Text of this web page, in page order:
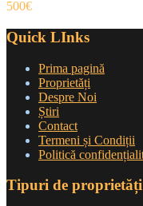
500€
Quick LInks
Prima pagină
Proprietăți
Despre Noi
Știri
Contact
Termeni și Condiții
Politică
Tipuri de proprietăți